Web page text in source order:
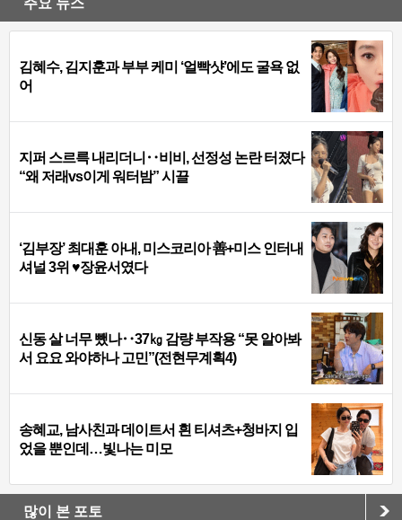
김혜수, 김지훈과 부부 케미 ‘얼빡샷’에도 굴욕 없
어
지퍼 스르륵 내리더니‥비비, 선정성 논란 터졌다
“왜 저래vs이게 워터밤” 시끌
‘김부장’ 최대훈 아내, 미스코리아 善+미스 인터내
셔널 3위 ♥장윤서였다
신동 살 너무 뺐나‥37㎏ 감량 부작용 “못 알아봐
서 요요 와야하나 고민”(전현무계획4)
송혜교, 남사친과 데이트서 흰 티셔츠+청바지 입
었을 뿐인데…빛나는 미모
많이 본 포토